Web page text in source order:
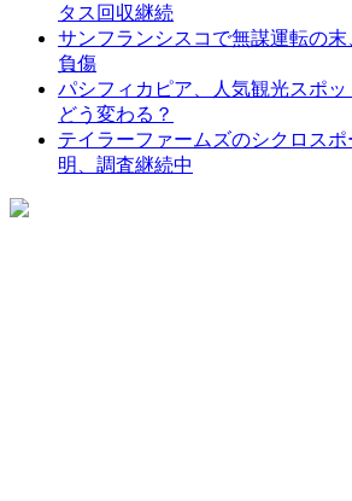
タス回収継続
サンフランシスコで無謀運転の末
負傷
パシフィカピア、人気観光スポ
どう変わる？
テイラーファームズのシクロスポ
明、調査継続中